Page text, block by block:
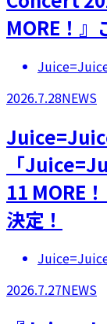
MORE！』
2026.7.28NEWS
「
11 MORE
決定！
2026.7.27NEWS